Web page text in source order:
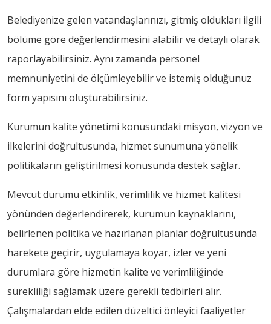
Belediyenize gelen vatandaşlarınızı, gitmiş oldukları ilgili
bölüme göre değerlendirmesini alabilir ve detaylı olarak
raporlayabilirsiniz. Aynı zamanda personel
memnuniyetini de ölçümleyebilir ve istemiş olduğunuz
form yapısını oluşturabilirsiniz.
Kurumun kalite yönetimi konusundaki misyon, vizyon ve
ilkelerini doğrultusunda, hizmet sunumuna yönelik
politikaların geliştirilmesi konusunda destek sağlar.
Mevcut durumu etkinlik, verimlilik ve hizmet kalitesi
yönünden değerlendirerek, kurumun kaynaklarını,
belirlenen politika ve hazırlanan planlar doğrultusunda
harekete geçirir, uygulamaya koyar, izler ve yeni
durumlara göre hizmetin kalite ve verimliliğinde
sürekliliği sağlamak üzere gerekli tedbirleri alır.
Çalışmalardan elde edilen düzeltici önleyici faaliyetler